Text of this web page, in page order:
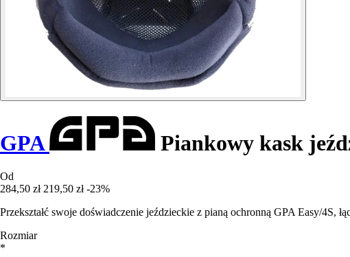
GPA Piankowy kask
Od
284,50 zł 219,50 zł -23%
Przekształć swoje doświadczenie jeździeckie z pianą ochronną GPA Easy/4S,
Rozmiar
*